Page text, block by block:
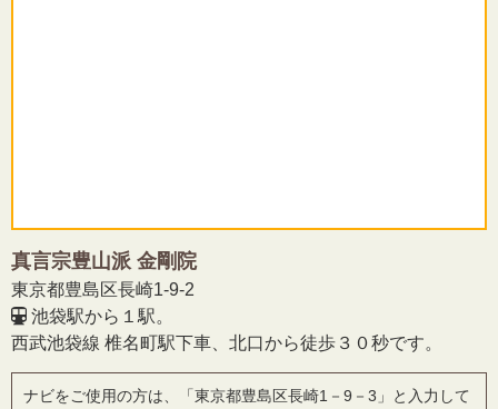
真言宗豊山派 金剛院
東京都豊島区長崎1-9-2
池袋駅から１駅。
西武池袋線 椎名町駅下車、北口から徒歩３０秒です。
ナビをご使用の方は、「東京都豊島区長崎1－9－3」と入力して